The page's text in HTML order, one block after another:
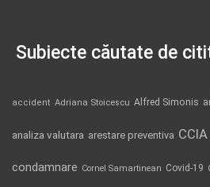
Subiecte căutate de
accident Adriana Stoicescu Alfred Simonis
analiza valutara arestare preventiva
condamnare Cornel Samartinean Covid-19